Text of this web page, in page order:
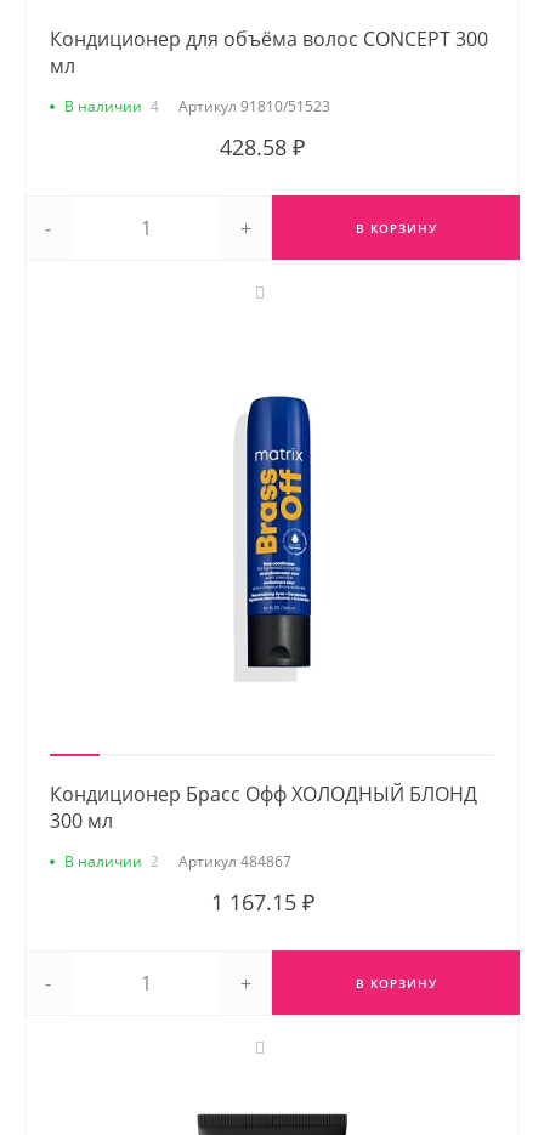
Кондиционер для объёма волос CONCEPT 300
мл
В наличии 4 Артикул 91810/51523
428.58 ₽
- + В КОРЗИНУ
Кондиционер Брасс Офф ХОЛОДНЫЙ БЛОНД
300 мл
В наличии 2 Артикул 484867
1 167.15 ₽
- + В КОРЗИНУ